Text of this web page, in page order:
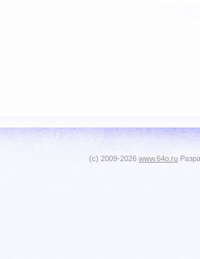
(c) 2009-2026 www.64o.ru